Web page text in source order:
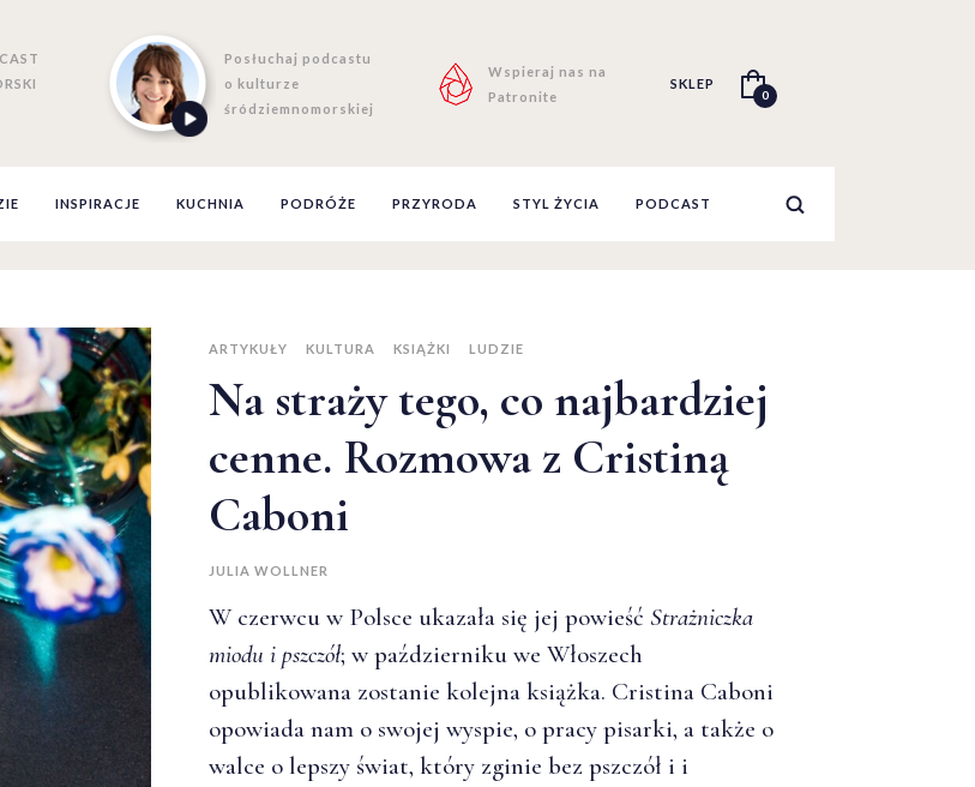
Posłuchaj podcastu
o kulturze
śródziemnomorskiej
Wspieraj nas na
Patronite
SKLEP
0
INSPIRACJE KUCHNIA PODRÓŻE PRZYRODA STYL ŻYCIA PODCAST
ARTYKUŁY KULTURA KSIĄŻKI LUDZIE
Na straży tego, co najbardziej
cenne. Rozmowa z Cristiną
Caboni
JULIA WOLLNER
W czerwcu w Polsce ukazała się jej powieść Strażniczka
miodu i pszczół; w październiku we Włoszech
opublikowana zostanie kolejna książka. Cristina Caboni
opowiada nam o swojej wyspie, o pracy pisarki, a także o
walce o lepszy świat, który zginie bez pszczół i i